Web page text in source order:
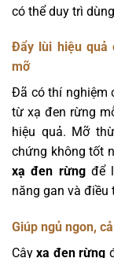
có thể duy trì
Đẩy lùi hiệu quả
mỡ
Đã có thí nghiệm
từ xạ đen rừng
hiệu quả. Mỡ
chứng không tốt
xạ đen rừngđể
năng gan và điều
Giúp ngủ ngon,
Câyxạ đen rừng